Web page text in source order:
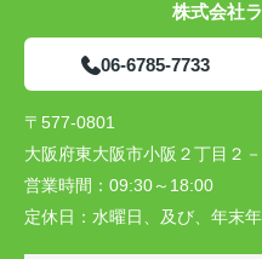
株式会社
06-6785-7733
〒577-0801
大阪府東大阪市小阪２丁目２
営業時間： 09:30～18:00
定休日： 水曜日、及び、年末